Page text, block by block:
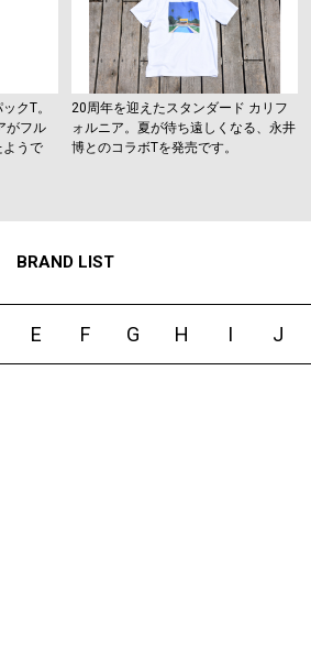
クT。
がフル
ようで
20周年を迎えたスタンダード カリフ
ォルニア。夏が待ち遠しくなる、永井
博とのコラボTを発売です。
BRAND LIST
E F G H I J